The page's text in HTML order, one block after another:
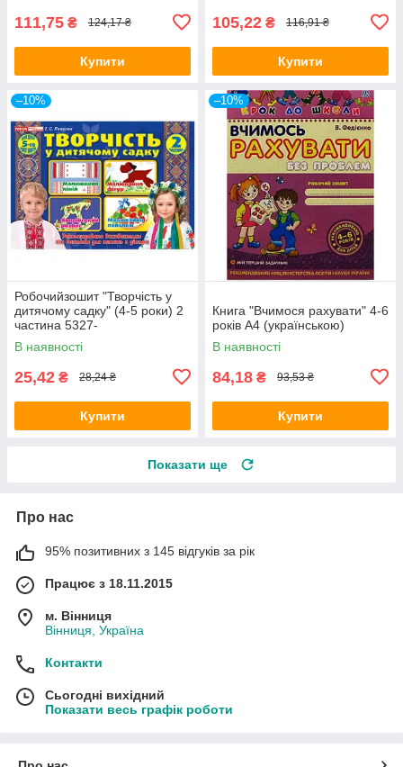
111,75 ₴ 124,17 ₴
Купити
105,22 ₴ 116,91 ₴
Купити
–10%
Робочийзошит "Творчість у
дитячому садку" (4-5 роки) 2
частина 5327-
1813512113106У
(українською) Ранок (топ-1)
В наявності
25,42 ₴ 28,24 ₴
Купити
–10%
Книга "Вчимося рахувати" 4-6
років А4 (українською)
В наявності
84,18 ₴ 93,53 ₴
Купити
Показати ще
Про нас
95% позитивних з 145 відгуків за рік
Працює з 18.11.2015
м. Вінниця
Вінниця, Україна
Контакти
Сьогодні вихідний
Показати весь графік роботи